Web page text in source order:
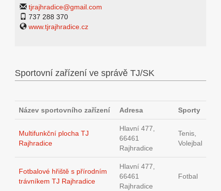
tjrajhradice@gmail.com
737 288 370
www.tjrajhradice.cz
Sportovní zařízení ve správě TJ/SK
Název sportovního zařízení Adresa Sporty
Multifunkční plocha TJ
Rajhradice
Hlavní 477,
66461
Rajhradice
Tenis,
Volejbal
Fotbalové hřiště s přírodním
trávníkem TJ Rajhradice
Hlavní 477,
66461
Rajhradice
Fotbal